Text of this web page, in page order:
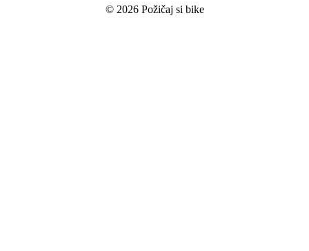
© 2026 Požičaj si bike